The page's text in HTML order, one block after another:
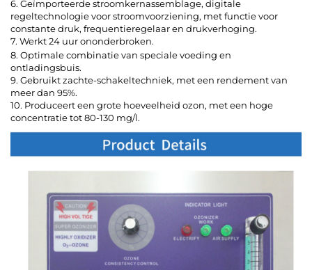
6. Geïmporteerde stroomkernassemblage, digitale
regeltechnologie voor stroomvoorziening, met functie voor
constante druk, frequentieregelaar en drukverhoging.
7. Werkt 24 uur ononderbroken.
8. Optimale combinatie van speciale voeding en
ontladingsbuis.
9. Gebruikt zachte-schakeltechniek, met een rendement van
meer dan 95%.
10. Produceert een grote hoeveelheid ozon, met een hoge
concentratie tot 80-130 mg/l.